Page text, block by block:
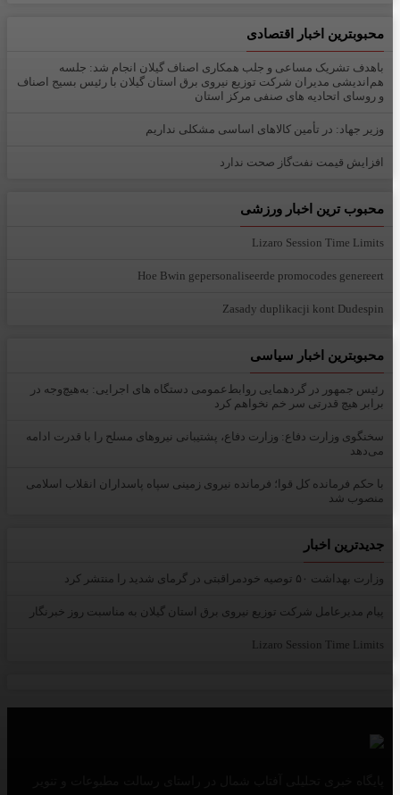
محبوبترین اخبار اقتصادی
باهدف تشریک مساعی و جلب همکاری اصناف گیلان انجام شد: جلسه
هم‌اندیشی مدیران شركت توزیع نیروی برق استان گیلان با رئیس بسیج اصناف
و روسای اتحادیه های صنفی مركز استان
وزیر جهاد: در تأمین کالاهای اساسی مشکلی نداریم
افزایش قیمت نفت‌گاز صحت ندارد
محبوب ترین اخبار ورزشی
Lizaro Session Time Limits
Hoe Bwin gepersonaliseerde promocodes genereert
Zasady duplikacji kont Dudespin
محبوبترین اخبار سیاسی
رئیس جمهور در گردهمایی روابط‌عمومی دستگاه های اجرایی: به‌هیچ‌وجه در
برابر هیچ قدرتی سر خم نخواهم کرد
سخنگوی وزارت دفاع: وزارت دفاع، پشتیبانی نیرو‌های مسلح را با قدرت ادامه
می‌دهد
با حکم فرمانده کل قوا؛ فرمانده نیروی زمینی سپاه پاسداران انقلاب اسلامی
منصوب شد
جدیدترین اخبار
وزارت بهداشت ۵۰ توصیه خودمراقبتی در گرمای شدید را منتشر کرد
پیام مدیرعامل شركت توزیع نیروی برق استان گیلان به مناسبت روز خبرنگار ‌
Lizaro Session Time Limits